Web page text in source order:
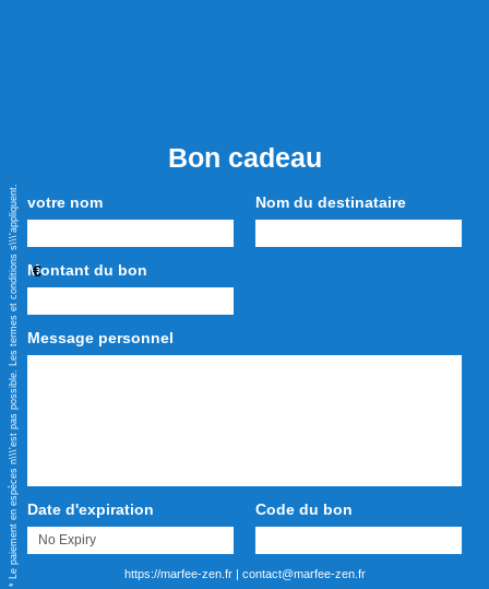
Bon cadeau
votre nom Nom du destinataire
Montant du bon
€
Message personnel
Date d'expiration Code du bon
https://marfee-zen.fr| contact@marfee-zen.fr
* Le paiement en espèces n\\\'est pas possible. Les termes et conditions s\\\'appliquent.